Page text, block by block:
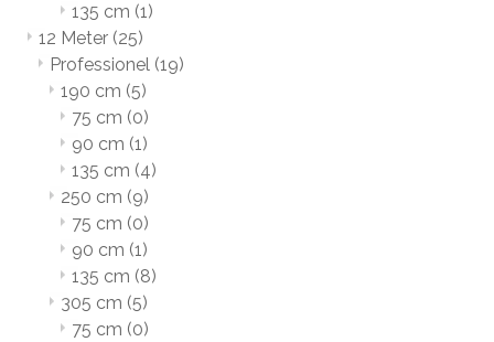
135 cm (1)
12 Meter (25)
Professionel (19)
190 cm (5)
75 cm (0)
90 cm (1)
135 cm (4)
250 cm (9)
75 cm (0)
90 cm (1)
135 cm (8)
305 cm (5)
75 cm (0)